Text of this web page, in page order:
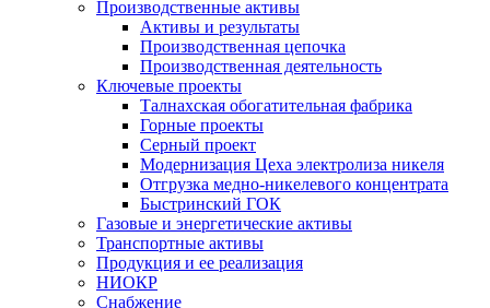
Производственные активы
Активы и результаты
Производственная цепочка
Производственная деятельность
Ключевые проекты
Талнахская обогатительная фабрика
Горные проекты
Серный проект
Модернизация Цеха электролиза никеля
Отгрузка медно-никелевого концентрата
Быстринский ГОК
Газовые и энергетические активы
Транспортные активы
Продукция и ее реализация
НИОКР
Снабжение